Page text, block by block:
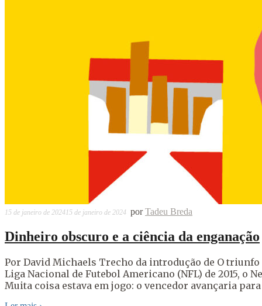
15 de janeiro de 202415 de janeiro de 2024 porTadeu Breda
Dinheiro obscuro e a ciência da enganação
Por David Michaels Trecho da introdução de O
Liga Nacional de Futebol Americano (NFL) de 2015, o
Muita coisa estava em jogo: o vencedor avançaria